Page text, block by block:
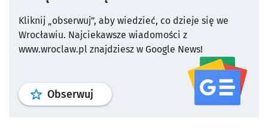
Kliknij „obserwuj”, aby wiedzieć, co dzieje się we
Wrocławiu. Najciekawsze wiadomości z
www.wroclaw.pl znajdziesz w Google News!
Obserwuj profil serwisu